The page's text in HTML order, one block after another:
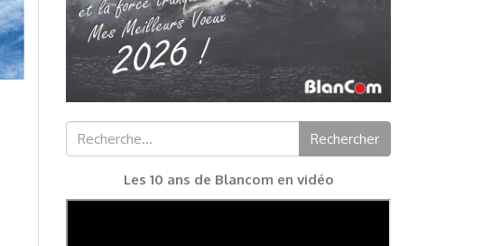
Rechercher :
Rechercher
Les 10 ans de Blancom en vidéo